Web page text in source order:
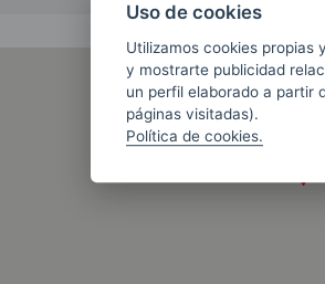
Uso de cookies
Utilizamos cookies propias
y mostrarte publicidad
un perfil elaborado a partir
páginas visitadas).
Política de cookies.